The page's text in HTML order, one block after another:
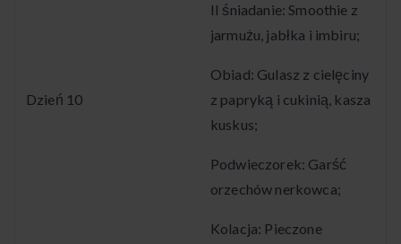
Dzień 10
II śniadanie: Smoothie z
jarmużu, jabłka i imbiru;
Obiad: Gulasz z cielęciny
z papryką i cukinią, kasza
kuskus;
Podwieczorek: Garść
orzechów nerkowca;
Kolacja: Pieczone